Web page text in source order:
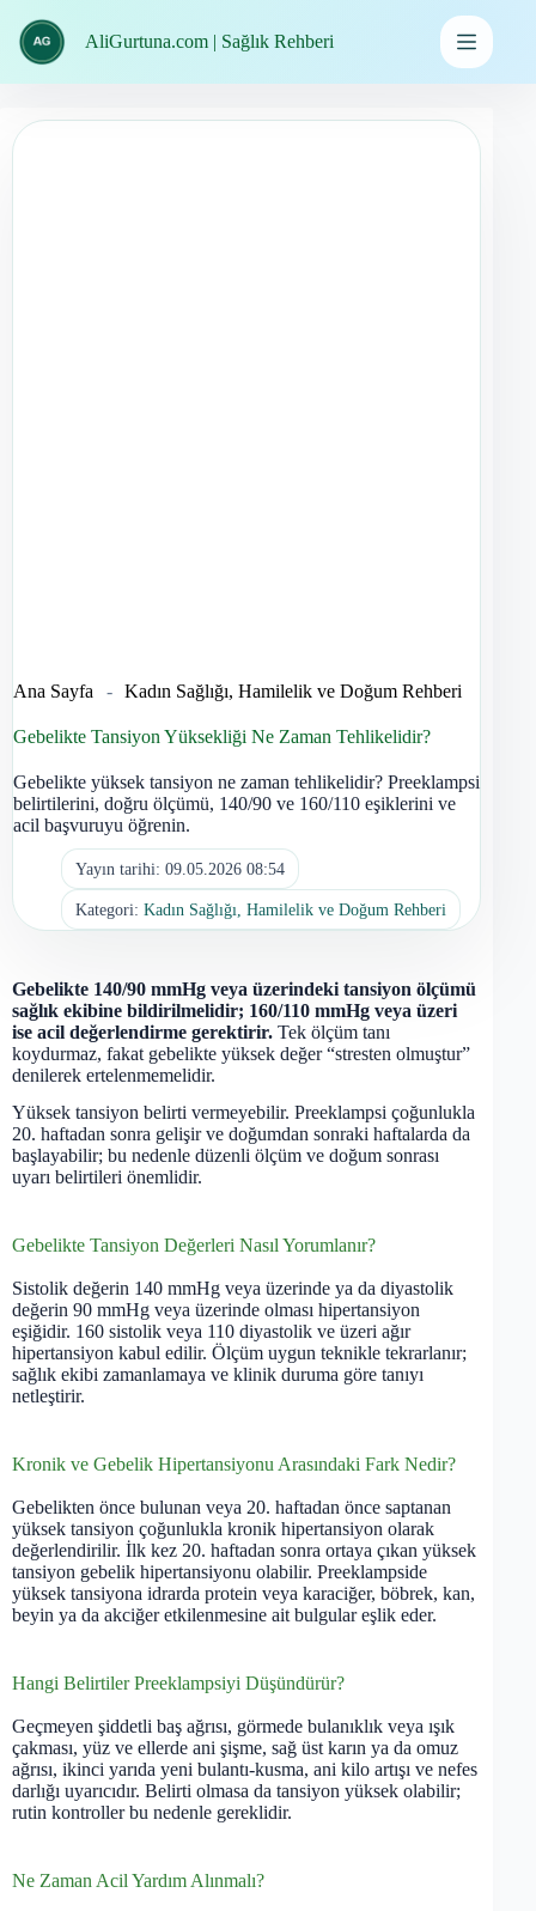
geç
AliGurtuna.com | Sağlık Rehberi
Ana Sayfa - Kadın Sağlığı, Hamilelik ve Doğum Rehberi
Gebelikte Tansiyon Yüksekliği Ne Zaman Tehlikelidir?
Gebelikte yüksek tansiyon ne zaman tehlikelidir? Preeklampsi
belirtilerini, doğru ölçümü, 140/90 ve 160/110 eşiklerini ve
acil başvuruyu öğrenin.
Yayın tarihi: 09.05.2026 08:54
Kategori: Kadın Sağlığı, Hamilelik ve Doğum Rehberi
Gebelikte 140/90 mmHg veya üzerindeki tansiyon ölçümü
sağlık ekibine bildirilmelidir; 160/110 mmHg veya üzeri
ise acil değerlendirme gerektirir. Tek ölçüm tanı
koydurmaz, fakat gebelikte yüksek değer “stresten olmuştur”
denilerek ertelenmemelidir.
Yüksek tansiyon belirti vermeyebilir. Preeklampsi çoğunlukla
20. haftadan sonra gelişir ve doğumdan sonraki haftalarda da
başlayabilir; bu nedenle düzenli ölçüm ve doğum sonrası
uyarı belirtileri önemlidir.
Gebelikte Tansiyon Değerleri Nasıl Yorumlanır?
Sistolik değerin 140 mmHg veya üzerinde ya da diyastolik
değerin 90 mmHg veya üzerinde olması hipertansiyon
eşiğidir. 160 sistolik veya 110 diyastolik ve üzeri ağır
hipertansiyon kabul edilir. Ölçüm uygun teknikle tekrarlanır;
sağlık ekibi zamanlamaya ve klinik duruma göre tanıyı
netleştirir.
Kronik ve Gebelik Hipertansiyonu Arasındaki Fark Nedir?
Gebelikten önce bulunan veya 20. haftadan önce saptanan
yüksek tansiyon çoğunlukla kronik hipertansiyon olarak
değerlendirilir. İlk kez 20. haftadan sonra ortaya çıkan yüksek
tansiyon gebelik hipertansiyonu olabilir. Preeklampside
yüksek tansiyona idrarda protein veya karaciğer, böbrek, kan,
beyin ya da akciğer etkilenmesine ait bulgular eşlik eder.
Hangi Belirtiler Preeklampsiyi Düşündürür?
Geçmeyen şiddetli baş ağrısı, görmede bulanıklık veya ışık
çakması, yüz ve ellerde ani şişme, sağ üst karın ya da omuz
ağrısı, ikinci yarıda yeni bulantı-kusma, ani kilo artışı ve nefes
darlığı uyarıcıdır. Belirti olmasa da tansiyon yüksek olabilir;
rutin kontroller bu nedenle gereklidir.
Ne Zaman Acil Yardım Alınmalı?